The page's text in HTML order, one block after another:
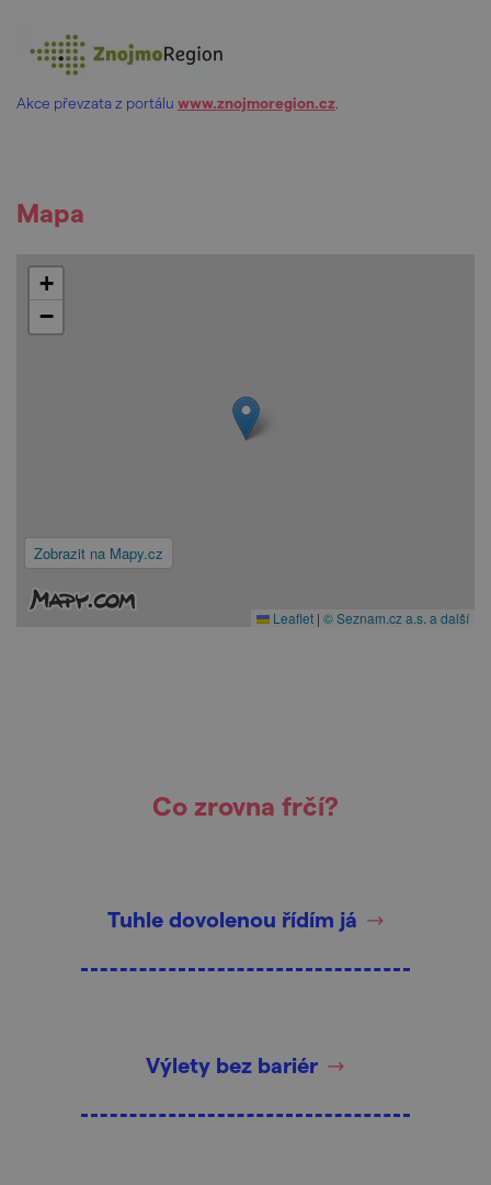
Akce převzata z portálu www.znojmoregion.cz
Mapa
Zobrazit na Mapy.cz
+
−
Leaflet | © Seznam.cz a.s. a další
Co zrovna frčí?
Tuhle dovolenou řídím já
Výlety bez bariér